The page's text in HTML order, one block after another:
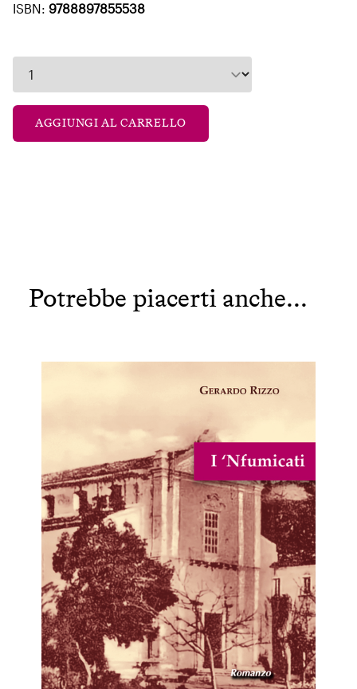
ISBN: 9788897855538
AGGIUNGI AL CARRELLO
Potrebbe piacerti anche...